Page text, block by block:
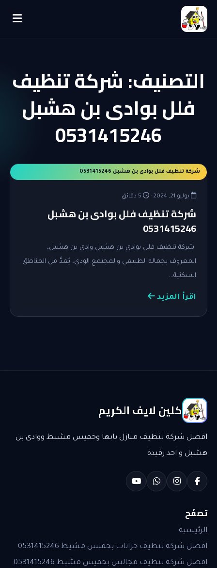
التصنيف:شركة تنظيف
فلل بوادى بن هشبل
0531415246
شركة تنظيف فلل بوادى بن هشبل 0531415246
يوليو 21, 2024 ·
شركة تنظيف فلل بوادى بن هشبل
0531415246
شركة تنظيف فلل بوادي بن هشبل وادي بن هشبل،
المعروف بجماله الطبيعي والمجتمع الودي، يُعدُّ من المناطق
السكنية…
اقرأ المزيد
كلين لايف الكريم
افضل شركة تنظيف منازل بابها وخميس مشيط ووادى بن
هشبل و احد رفيدة
تصفّح
الرئيسية
افضل شركة تنظيف خزانات بخميس مشيط 0531415246
افضل شركة تنظيف مجالس بخميس مشيط 0531415246